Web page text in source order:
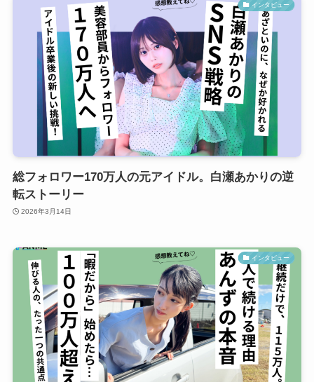
インタビュー
総フォロワー170万人の元アイドル。白瀬あかりの逆
転ストーリー
2026年3月14日
インタビュー